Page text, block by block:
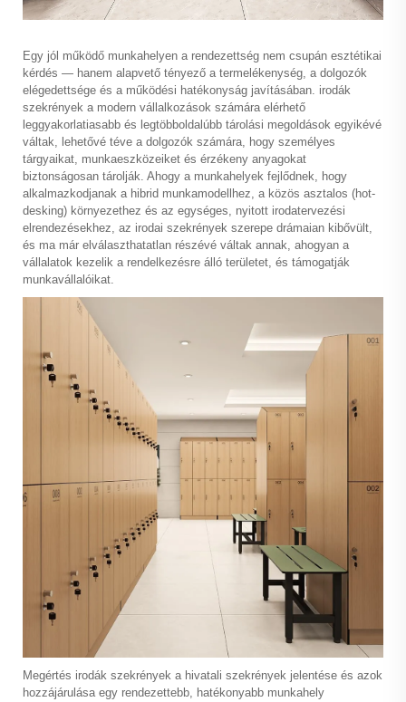
Egy jól működő munkahelyen a rendezettség nem csupán esztétikai
kérdés — hanem alapvető tényező a termelékenység, a dolgozók
elégedettsége és a működési hatékonyság javításában. irodák
szekrények a modern vállalkozások számára elérhető
leggyakorlatiasabb és legtöbboldalúbb tárolási megoldások egyikévé
váltak, lehetővé téve a dolgozók számára, hogy személyes
tárgyaikat, munkaeszközeiket és érzékeny anyagokat
biztonságosan tárolják. Ahogy a munkahelyek fejlődnek, hogy
alkalmazkodjanak a hibrid munkamodellhez, a közös asztalos (hot-
desking) környezethez és az egységes, nyitott irodatervezési
elrendezésekhez, az irodai szekrények szerepe drámaian kibővült,
és ma már elválaszthatatlan részévé váltak annak, ahogyan a
vállalatok kezelik a rendelkezésre álló területet, és támogatják
munkavállalóikat.
Megértés irodák szekrények a hivatali szekrények jelentése és azok
hozzájárulása egy rendezettebb, hatékonyabb munkahely